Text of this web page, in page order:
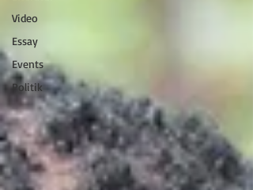
Video
Essay
Events
Politik